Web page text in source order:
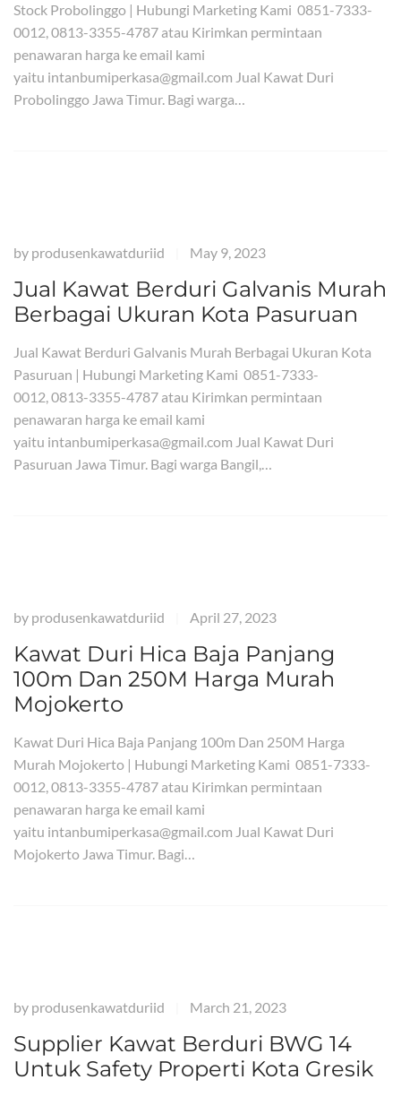
Stock Probolinggo | Hubungi Marketing Kami 0851-7333-
0012, 0813-3355-4787 atau Kirimkan permintaan
penawaran harga ke email kami
yaitu intanbumiperkasa@gmail.com Jual Kawat Duri
Probolinggo Jawa Timur. Bagi warga…
by produsenkawatduriid May 9, 2023
Jual Kawat Berduri Galvanis Murah
Berbagai Ukuran Kota Pasuruan
Jual Kawat Berduri Galvanis Murah Berbagai Ukuran Kota
Pasuruan | Hubungi Marketing Kami 0851-7333-
0012, 0813-3355-4787 atau Kirimkan permintaan
penawaran harga ke email kami
yaitu intanbumiperkasa@gmail.com Jual Kawat Duri
Pasuruan Jawa Timur. Bagi warga Bangil,…
by produsenkawatduriid April 27, 2023
Kawat Duri Hica Baja Panjang
100m Dan 250M Harga Murah
Mojokerto
Kawat Duri Hica Baja Panjang 100m Dan 250M Harga
Murah Mojokerto | Hubungi Marketing Kami 0851-7333-
0012, 0813-3355-4787 atau Kirimkan permintaan
penawaran harga ke email kami
yaitu intanbumiperkasa@gmail.com Jual Kawat Duri
Mojokerto Jawa Timur. Bagi…
by produsenkawatduriid March 21, 2023
Supplier Kawat Berduri BWG 14
Untuk Safety Properti Kota Gresik